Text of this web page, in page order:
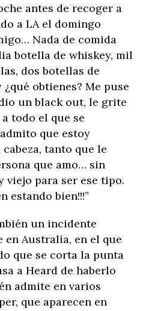
antes de recoger a
a LA el domingo
Nada de comida
botella de whiskey, mil
dos botellas de
obtienes? Me puse
un black out, le grite
todo el que se
que estoy
tanto que le
que amo… sin
para ser ese tipo.
estando bien!!!”
un incidente
en Australia, en el que
que se corta la punta
a Heard de haberlo
admite en varios
que aparecen en